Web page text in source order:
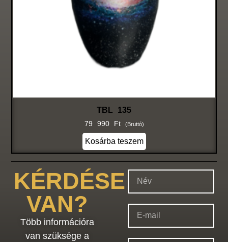
TBL 135
79 990 Ft (bruttó)
Kosárba teszem
KÉRDÉSE
VAN?
Több információra
van szüksége a